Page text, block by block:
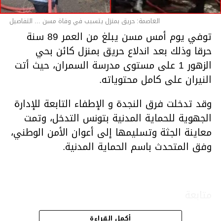
العاصمة: حريق بمنزل يتسبب في وفاة مسن ... التفاصيل
توفي يوم أمس مسن يبلغ من العمر 89 سنة
حرقا وذلك بعد اندلاع حريق بمنزل كائن بحي
الزهور 1 على مستوى مدرسة السمران، حيث أتت
النيران على كامل محتوياته.
وقد تدخلت فرق النجدة و الإطفاء التابعة للإدارة
الجهوية للحماية المدنية بتونس التدخل، وتمت
معاينة الجثة وتسليمها إلى أعوان الأمن الوطني،
وفق المتحدث باسم الحماية المدنية.
أكمل القراءة